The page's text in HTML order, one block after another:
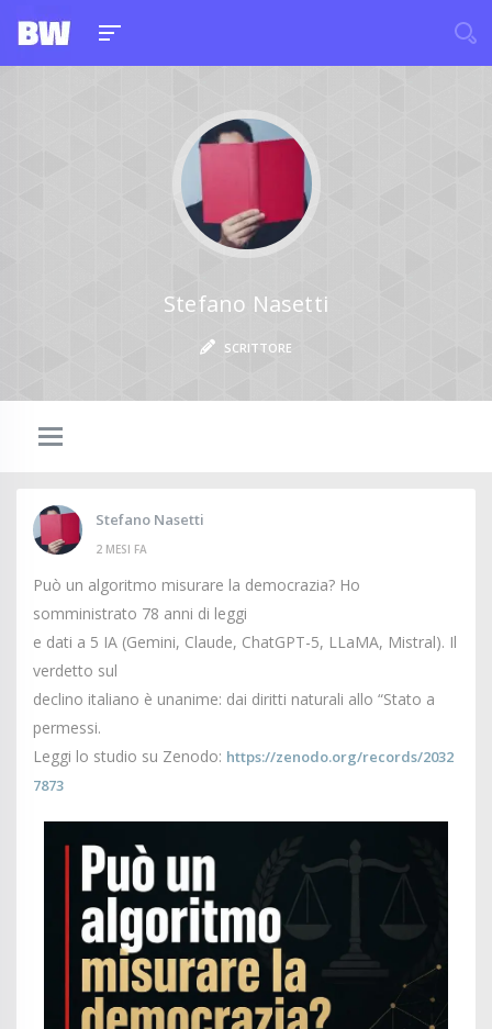
Stefano Nasetti
SCRITTORE
Stefano Nasetti
2 MESI FA
Può un algoritmo misurare la democrazia? Ho
somministrato 78 anni di leggi
e dati a 5 IA (Gemini, Claude, ChatGPT-5, LLaMA, Mistral). Il
verdetto sul
declino italiano è unanime: dai diritti naturali allo “Stato a
permessi.
Leggi lo studio su Zenodo: https://zenodo.org/records/2032
7873